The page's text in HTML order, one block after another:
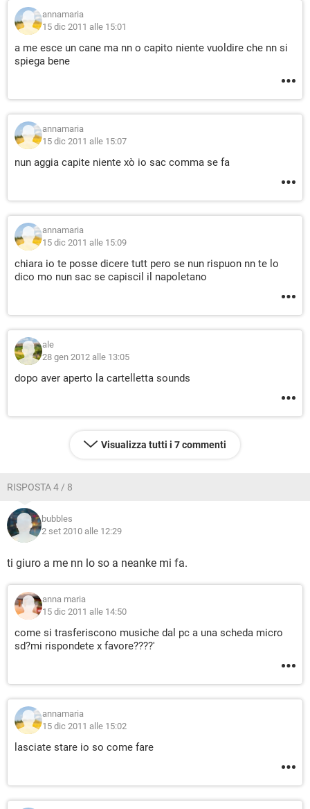
annamaria
15 dic 2011 alle 15:01
a me esce un cane ma nn o capito niente vuoldire che nn si
spiega bene
annamaria
15 dic 2011 alle 15:07
nun aggia capite niente xò io sac comma se fa
annamaria
15 dic 2011 alle 15:09
chiara io te posse dicere tutt pero se nun rispuon nn te lo
dico mo nun sac se capiscil il napoletano
ale
28 gen 2012 alle 13:05
dopo aver aperto la cartelletta sounds
Visualizza tutti i 7 commenti
RISPOSTA 4 / 8
bubbles
2 set 2010 alle 12:29
ti giuro a me nn lo so a neanke mi fa.
anna maria
15 dic 2011 alle 14:50
come si trasferiscono musiche dal pc a una scheda micro
sd?mi rispondete x favore????'
annamaria
15 dic 2011 alle 15:02
lasciate stare io so come fare